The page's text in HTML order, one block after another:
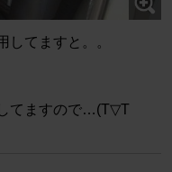
してますと。。
てますので…(T▽T